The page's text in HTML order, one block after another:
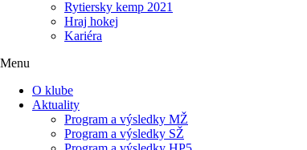
Rytiersky kemp 2021
Hraj hokej
Kariéra
Menu
O klube
Aktuality
Program a výsledky MŽ
Program a výsledky SŽ